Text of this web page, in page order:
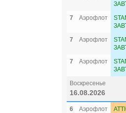
7
Аэрофлот
7
Аэрофлот
7
Аэрофлот
Воскресенье
16.08.2026
6 Аэрофлот